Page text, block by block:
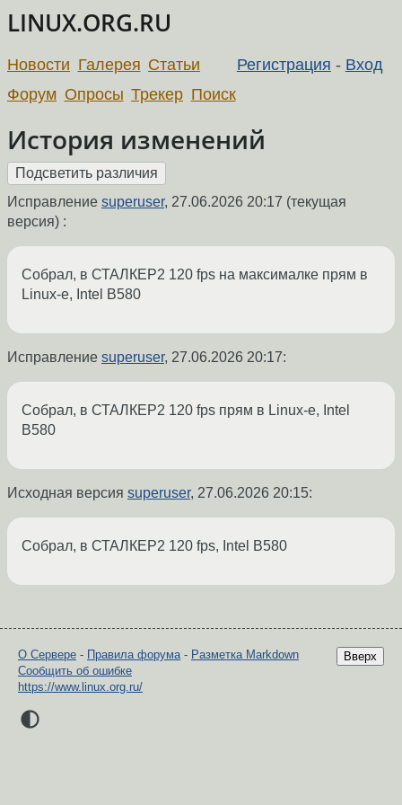
LINUX.ORG.RU
Регистрация - Вход
Новости Галерея Статьи
Форум Опросы Трекер Поиск
История изменений
Исправление superuser, 27.06.2026 20:17 (текущая
версия) :
Собрал, в СТАЛКЕР2 120 fps на максималке прям в
Linux-е, Intel B580
Исправление superuser, 27.06.2026 20:17:
Собрал, в СТАЛКЕР2 120 fps прям в Linux-е, Intel
B580
Исходная версия superuser, 27.06.2026 20:15:
Собрал, в СТАЛКЕР2 120 fps, Intel B580
Вверх
О Сервере - Правила форума- Разметка Markdown
Сообщить об ошибке
https://www.linux.org.ru/